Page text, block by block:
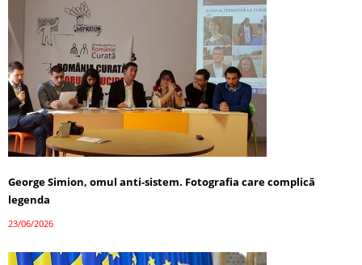
George Simion, omul anti-sistem. Fotografia care complică
legenda
23/06/2026